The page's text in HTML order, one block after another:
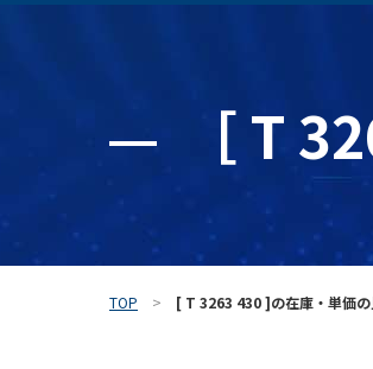
［ T
TOP [ T 3263 430 ]の在庫・単価